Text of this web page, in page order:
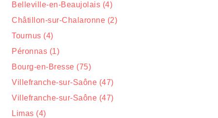
Belleville-en-Beaujolais (4)
Châtillon-sur-Chalaronne (2)
Tournus (4)
Péronnas (1)
Bourg-en-Bresse (75)
Villefranche-sur-Saône (47)
Villefranche-sur-Saône (47)
Limas (4)